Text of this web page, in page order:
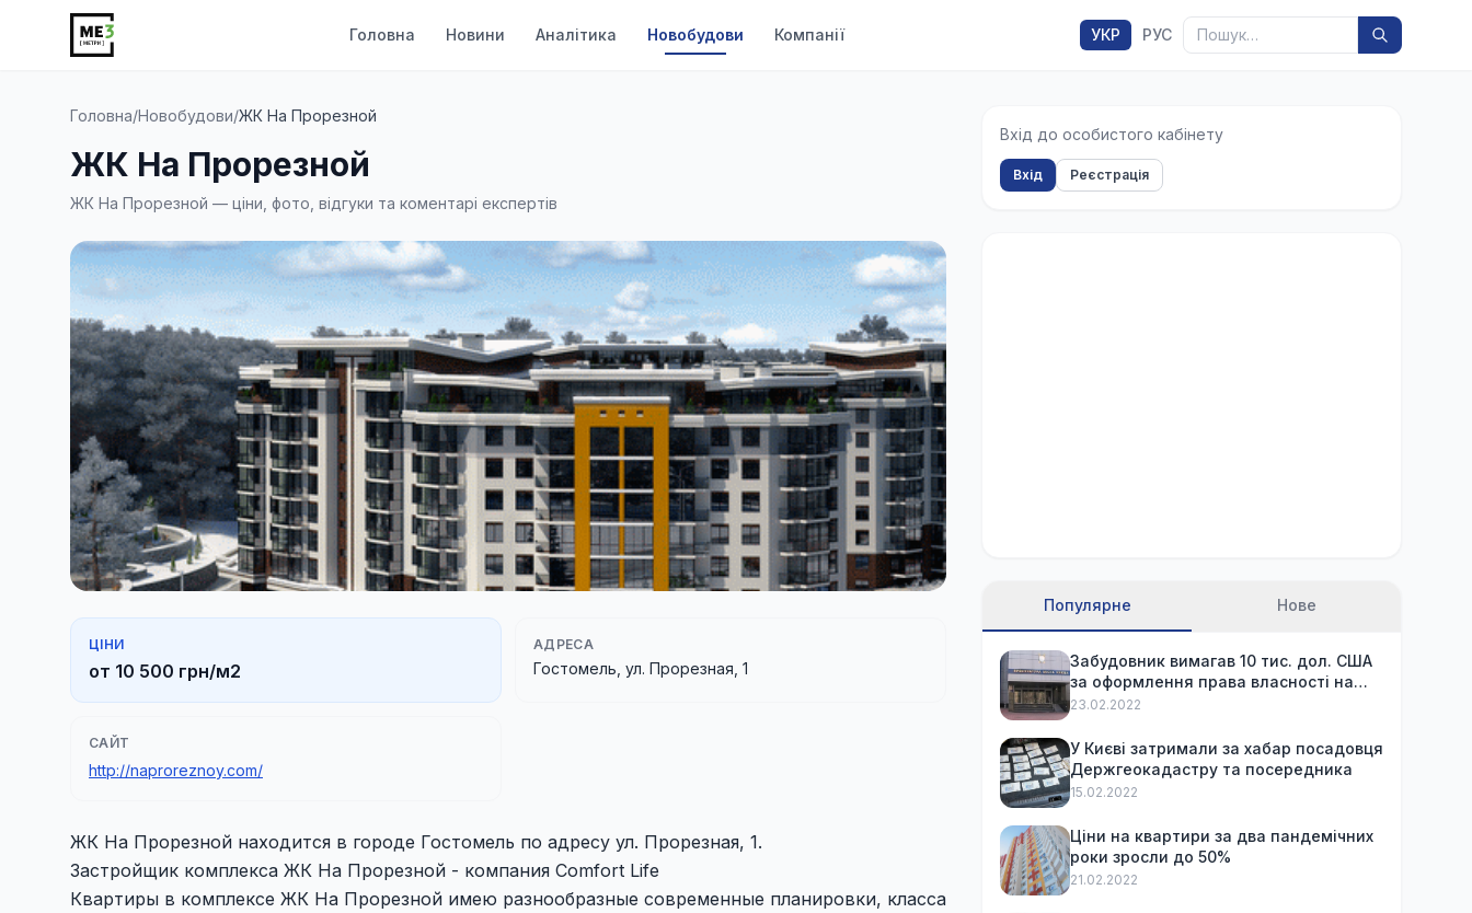
Головна Новини Аналітика Новобудови Компанії УКР РУС Пошук
Головна/Новобудови/ЖК На Прорезной
ЖК На Прорезной
ЖК На Прорезной — ціни, фото, відгуки та коментарі експертів
ЦІНИ
от 10 500 грн/м2
АДРЕСА
Гостомель, ул. Прорезная, 1
САЙТ
http://naproreznoy.com/
ЖК На Прорезной находится в городе Гостомель по адресу ул. Прорезная, 1.
Застройщик комплекса ЖК На Прорезной - компания Comfort Life
Квартиры в комплексе ЖК На Прорезной имею разнообразные современные планировки, класса
Вхід до особистого кабінету
Вхід Реєстрація
Популярне Нове
Забудовник вимагав 10 тис. дол. США
за оформлення права власності на
вже куплену квартиру
23.02.2022
У Києві затримали за хабар посадовця
Держгеокадастру та посередника
15.02.2022
Ціни на квартири за два пандемічних
роки зросли до 50%
21.02.2022